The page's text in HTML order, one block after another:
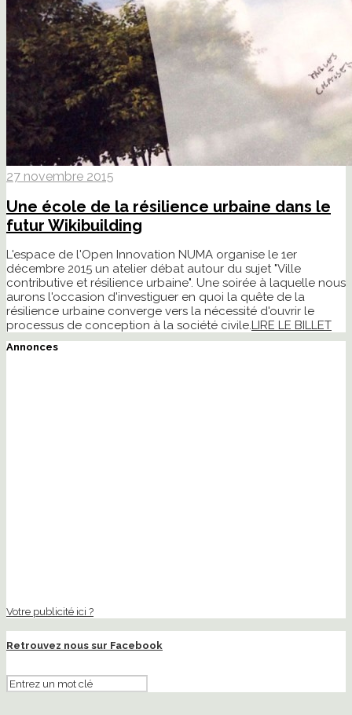
27 novembre 2015
Une école de la résilience urbaine dans le
futur Wikibuilding
L'espace de l'Open Innovation NUMA organise le 1er
décembre 2015 un atelier débat autour du sujet "Ville
contributive et résilience urbaine". Une soirée à laquelle nous
aurons l'occasion d'investiguer en quoi la quête de la
résilience urbaine converge vers la nécessité d'ouvrir le
processus de conception à la société civile.LIRE LE BILLET
Annonces
Votre publicité ici ?
Retrouvez nous sur Facebook